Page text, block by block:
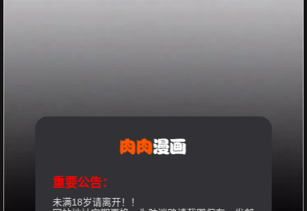
重要公告：
未满18岁请离开！！